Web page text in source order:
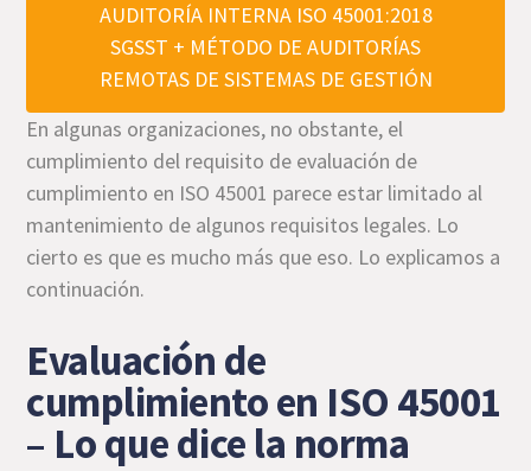
AUDITORÍA INTERNA ISO 45001:2018
SGSST + MÉTODO DE AUDITORÍAS
REMOTAS DE SISTEMAS DE GESTIÓN
En algunas organizaciones, no obstante, el
cumplimiento del requisito de evaluación de
cumplimiento en ISO 45001 parece estar limitado al
mantenimiento de algunos requisitos legales. Lo
cierto es que es mucho más que eso. Lo explicamos a
continuación.
Evaluación de
cumplimiento en ISO 45001
– Lo que dice la norma